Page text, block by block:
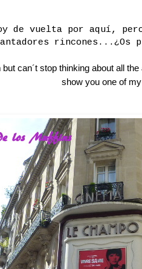
de vuelta por aquí, pero
rincones...¿Os
can´t stop thinking about all
show you one of